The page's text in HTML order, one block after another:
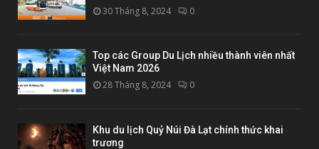
30 Tháng 8, 2024 0
Top các Group Du Lịch nhiều thành viên nhất
Việt Nam 2026
28 Tháng 8, 2024 0
Khu du lịch Quỷ Núi Đà Lạt chính thức khai
trương